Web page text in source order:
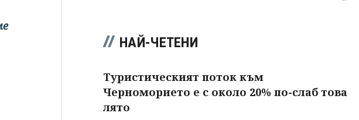
НАЙ-ЧЕТЕНИ
Туристическият поток към
Черноморието е с около 20% по-слаб това
лято